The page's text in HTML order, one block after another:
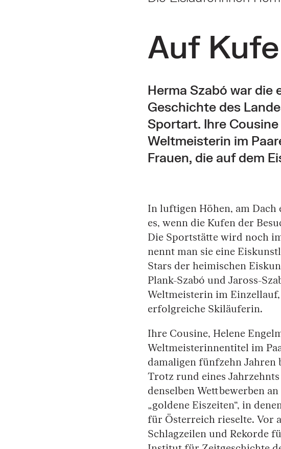
Auf
Herma Szabó war
Geschichte des
Sportart. Ihre
Weltmeisterin im
Frauen, die auf dem
In luftigen Höhen, am Dach
es, wenn die Kufen der
Die Sportstätte wird noch
nennt man sie eine
Stars der heimischen
Plank-Szabó und Jaross-
Weltmeisterin im
erfolgreiche Skiläuferin.
Ihre Cousine, Helene
Weltmeisterinnentitel im
damaligen fünfzehn Jahren
Trotz rund eines
denselben Wettbewerben
„goldene Eiszeiten“, in
für Österreich rieselte. Vor
Schlagzeilen und Rekorde